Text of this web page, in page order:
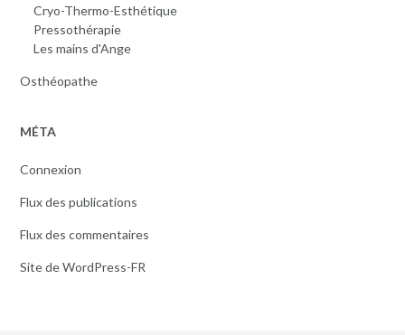
Cryo-Thermo-Esthétique
Pressothérapie
Les mains d'Ange
Osthéopathe
MÉTA
Connexion
Flux des publications
Flux des commentaires
Site de WordPress-FR